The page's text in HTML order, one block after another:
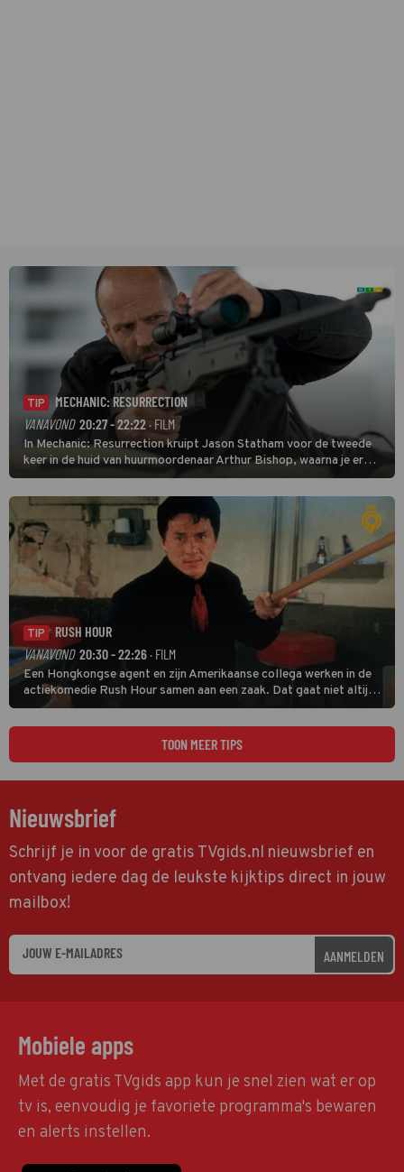
TIP
MECHANIC: RESURRECTION
VANAVOND 20:27 - 22:22· FILM
In Mechanic: Resurrection kruipt Jason Statham voor de tweede
keer in de huid van huurmoordenaar Arthur Bishop, waarna je er
donder op kunt zeggen dat er van Bishops geplande pensioen niet
veel terechtkomt.
TIP
RUSH HOUR
VANAVOND 20:30 - 22:26 · FILM
Een Hongkongse agent en zijn Amerikaanse collega werken in de
actiekomedie Rush Hour samen aan een zaak. Dat gaat niet altijd
van een leien dakje.
TOON MEER TIPS
Nieuwsbrief
Schrijf je in voor de gratis TVgids.nl nieuwsbrief en
ontvang iedere dag de leukste kijktips direct in jouw
mailbox!
AANMELDEN
Mobiele apps
Met de gratis TVgids app kun je snel zien wat er op
tv is, eenvoudig je favoriete programma's bewaren
en alerts instellen.